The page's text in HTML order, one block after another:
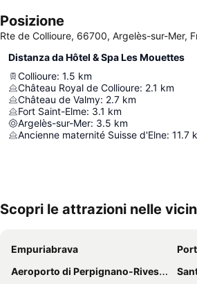
Posizione
Rte de Collioure, 66700, Argelès-sur-Mer,
Distanza da Hôtel & Spa Les Mouettes
Collioure: 1.5 km
Château Royal de Collioure: 2.1 km
Château de Valmy: 2.7 km
Fort Saint-Elme: 3.1 km
Argelès-sur-Mer: 3.5 km
Ancienne maternité Suisse d'Elne: 11.7
Scopri le attrazioni nelle
Empuriabrava
Aeroporto di Perpignano-Rivesaltes